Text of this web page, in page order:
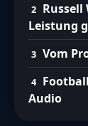
Russell
Leistung
Vom
Audio